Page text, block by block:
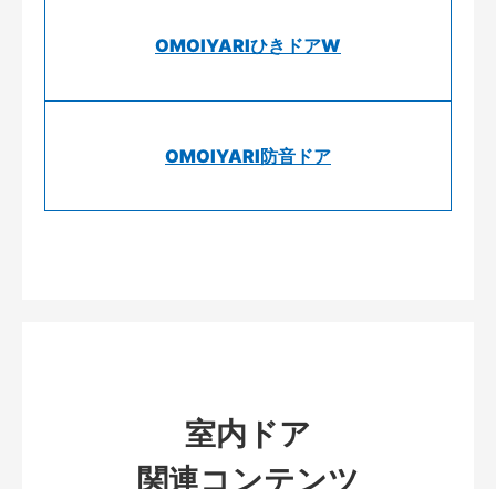
OMOIYARIひきドアW
OMOIYARI防音ドア
室内ドア
関連コンテンツ